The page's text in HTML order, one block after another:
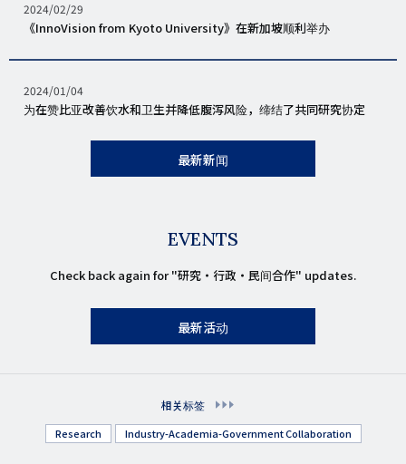
发
表
期
2024/02/29
《InnoVision from Kyoto University》在新加坡顺利举办
发
表
2024/01/04
为在赞比亚改善饮水和卫生并降低腹泻风险，缔结了共同研究协定
最新新闻
EVENTS
Check back again for "研究・行政・民间合作" updates.
最新活动
相关标签
Research Industry-Academia-Government Collaboration